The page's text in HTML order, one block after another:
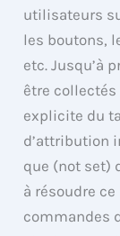
utilisateurs
les boutons,
etc. Jusqu’à
être
explicite du
d’attribution
que (not set)
à résoudre
commandes